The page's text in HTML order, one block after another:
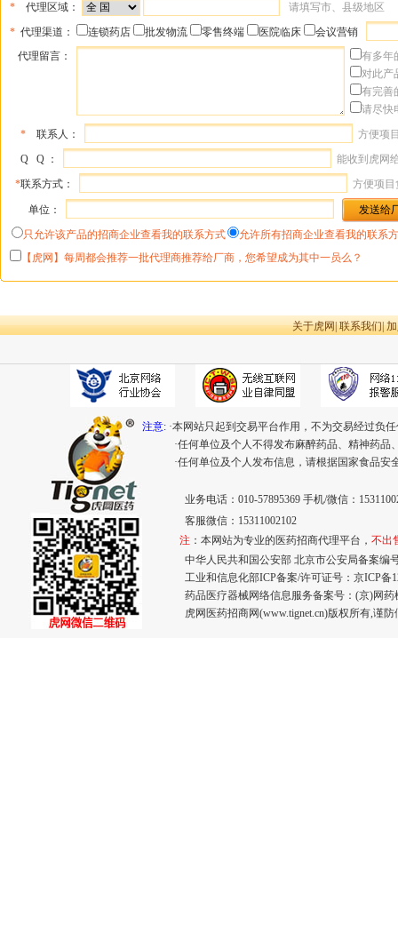
* 代理区域：
请填写市、县级地区
* 代理渠道： 连锁药店 批发物流 零售终端 医院临床
会议营销
代理留言：
有多年
对此产
有完善
请尽快
* 联系人：
方便项
Q Q ：
能收到虎网
*联系方式： 方便项目
单位：
只允许该产品的招商企业查看我的联系方式
允许所有招商企业查看我的联系
【虎网】每周都会推荐一批代理商推荐给厂商，您希望成为其中一员么？
关于虎网|联系我们|
注意: ·本网站只起到交易平台作用，不为交易经过负
·任何单位及个人不得发布麻醉药品、精神药
·任何单位及个人发布信息，请根据国家食品
业务电话：010-57895369 手机/微信：
客服微信：15311002102
注 ：本网站为专业的医药招商代理平台， 不出
中华人民共和国公安部 北京市公安局备案编
工业和信息化部ICP备案/许可证号： 京ICP备
药品医疗器械网络信息服务备案号：(京)网药
虎网医药招商网(www.tignet.cn)版权所有,谨防